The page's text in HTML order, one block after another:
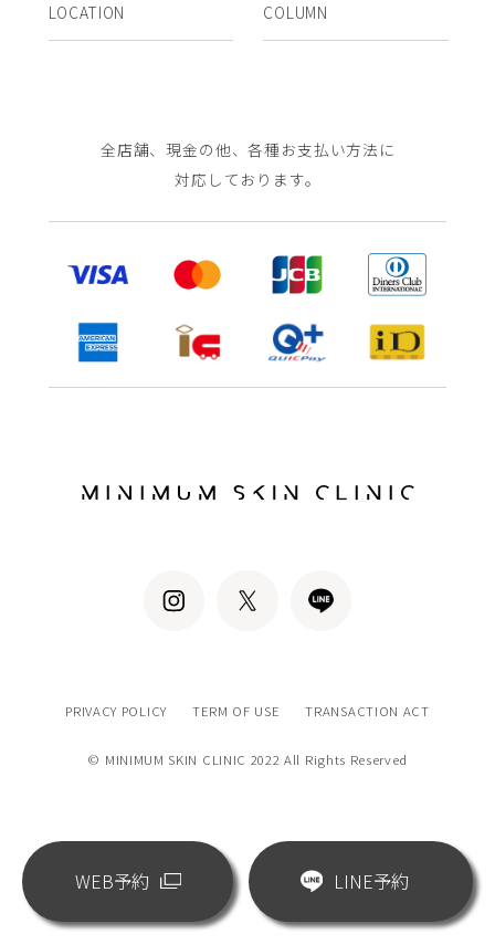
LOCATION COLUMN
全店舗、現金の他、各種お支払い方法に
対応しております。
PRIVACY POLICY TERM OF USE TRANSACTION ACT
© MINIMUM SKIN CLINIC 2022 All Rights Reserved
WEB予約 LINE予約